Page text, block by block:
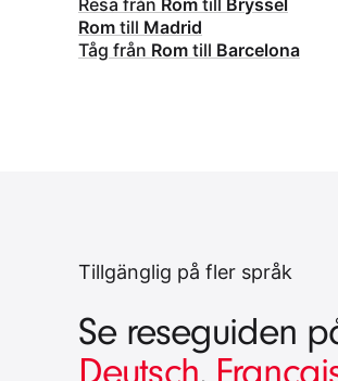
Resa från Rom till Bryssel
Rom till Madrid
Tåg från Rom till Barcelona
Tillgänglig på fler språk
Se reseguiden